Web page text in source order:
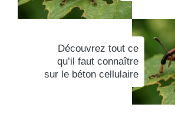
Découvrez tout ce
qu’il faut connaître
sur le béton cellulaire